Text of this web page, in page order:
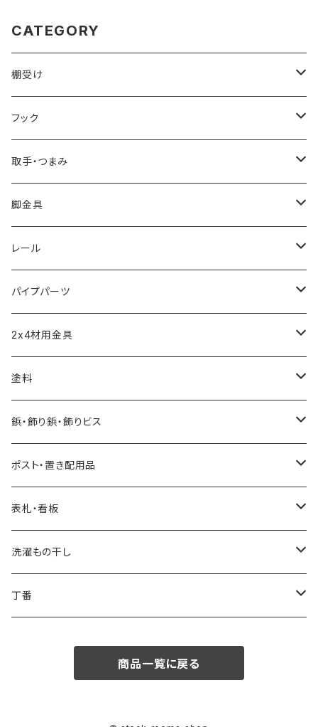
CATEGORY
棚受け
ブレース棚受け
フック
ビス留め
取手・つまみ
取手
つまみ
脚金具
アジャスター
短めな脚金具
レール
モール
引き戸レール
パイプパーツ
パイプクランパー
2x4材用金具
ソーホースブラケット
塗料
水性自然塗料
0.2L
0.7L
油性自然塗料
0.07L
0.75L
鋲・飾り鋲・飾りビス
太鼓鋲
飾りビス
ビスキャップ
ポスト・置き配用品
ポスト
スタッポ
ポスティーレ
後付け宅配ボックス
コンボミドルタイプ
置き配用品
表札・看板
看板
洗濯もの干し
ランドリー用ハンガーパイプ
丁番
商品一覧に戻る